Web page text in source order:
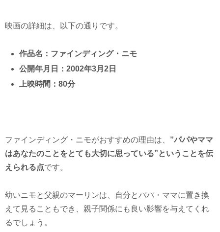
映画の詳細は、以下の通りです。
作品名：ファインディング・ニモ
公開年月日：2002年3月2日
上映時間：80分
ファインディング・ニモがおすすめの理由は、 ”パパやママ
はあなたのことをとても大切に思っている”ということを伝
えられる点です。
幼いニモと父親のマーリンは、自分とパパ・ママに置き換
えて見ることもでき、親子関係にも良い影響を与えてくれ
るでしょう。